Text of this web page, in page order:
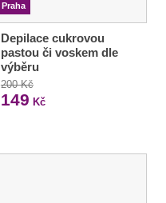
Praha
Depilace cukrovou
pastou či voskem dle
výběru
200 Kč
149 Kč